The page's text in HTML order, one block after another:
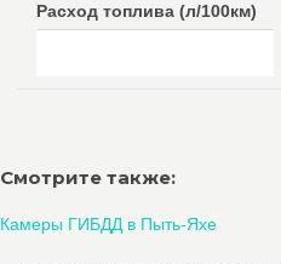
Расход топлива (л/100км)
Смотрите также:
Камеры ГИБДД в Пыть-Яхе